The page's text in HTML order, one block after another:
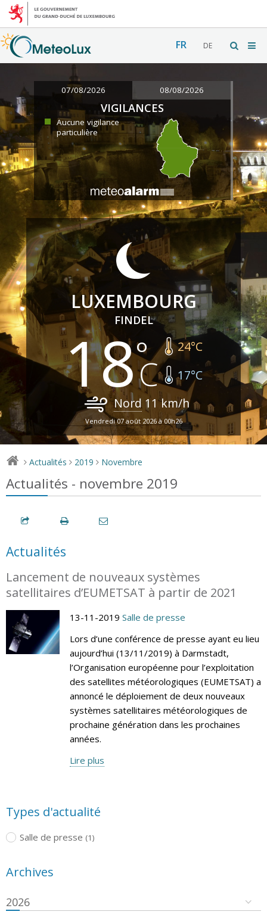
FR DE
07/08/2026 08/08/2026
VIGILANCES
Aucune vigilance
particulière
LUXEMBOURG
FINDEL
18 24°C
17°C
Nord 11km/h
Vendredi 07 août 2026 à 00h26
> Actualités > 2019 > Novembre
Actualités - novembre 2019
Actualités
Lancement de nouveaux systèmes
satellitaires d’EUMETSAT à partir de 2021
13-11-2019 Salle de presse
Lors d’une conférence de presse ayant eu lieu
aujourd’hui (13/11/2019) à Darmstadt,
l’Organisation européenne pour l’exploitation
des satellites météorologiques (EUMETSAT) a
annoncé le déploiement de deux nouveaux
systèmes satellitaires météorologiques de
prochaine génération dans les prochaines
années.
Lire plus
Types d'actualité
Salle de presse (1)
Archives
2026